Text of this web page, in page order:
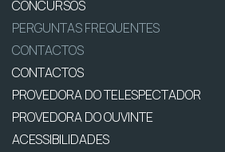
CONCURSOS
PERGUNTAS FREQUENTES
CONTACTOS
CONTACTOS
PROVEDORA DO TELESPECTADOR
PROVEDORA DO OUVINTE
ACESSIBILIDADES